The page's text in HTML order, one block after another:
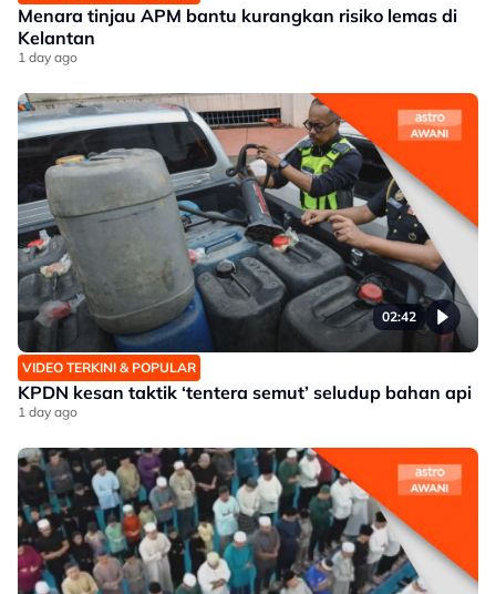
Menara tinjau APM bantu kurangkan risiko lemas di
Kelantan
1 day ago
02:42
VIDEO TERKINI & POPULAR
KPDN kesan taktik ‘tentera semut’ seludup bahan api
1 day ago